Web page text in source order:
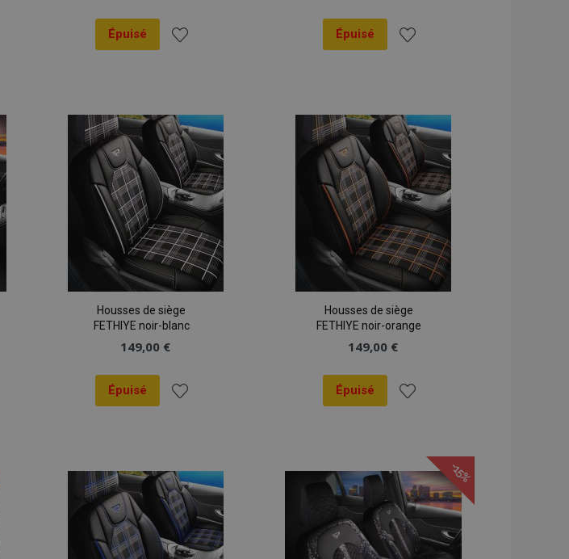
Épuisé
liste
d'achats
Épuisé
liste
d'achats
Housses de siège
FETHIYE noir-blanc
149,00 €
Épuisé
liste
d'achats
Housses de siège
FETHIYE noir-orange
149,00 €
Épuisé
liste
d'achats
-15%